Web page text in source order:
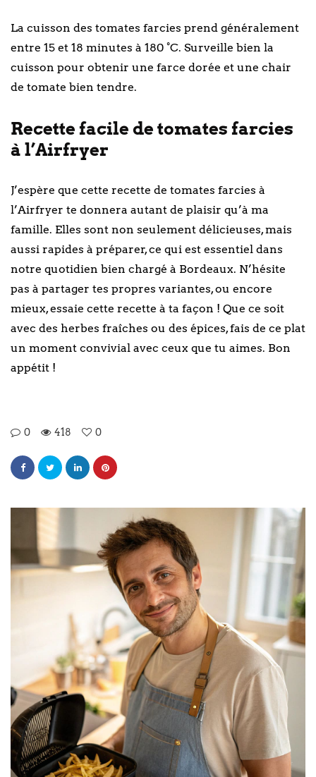
La cuisson des tomates farcies prend généralement
entre 15 et 18 minutes à 180 °C. Surveille bien la
cuisson pour obtenir une farce dorée et une chair
de tomate bien tendre.
Recette facile de tomates farcies
à l’Airfryer
J’espère que cette recette de tomates farcies à
l’Airfryer te donnera autant de plaisir qu’à ma
famille. Elles sont non seulement délicieuses, mais
aussi rapides à préparer, ce qui est essentiel dans
notre quotidien bien chargé à Bordeaux. N’hésite
pas à partager tes propres variantes, ou encore
mieux, essaie cette recette à ta façon ! Que ce soit
avec des herbes fraîches ou des épices, fais de ce plat
un moment convivial avec ceux que tu aimes. Bon
appétit !
0 418 0